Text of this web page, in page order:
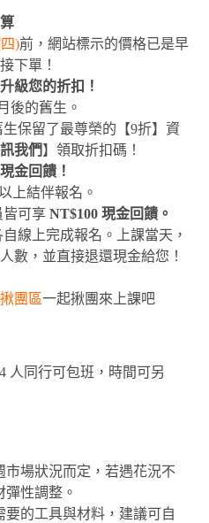
)前，網站標示的價格已是早
下單！
級您的折扣！
後的舊生。
保留了最尊榮的【9折】資
我們】領取折扣碼！
金回饋！
上結伴報名。
皆可享NT$100 現金回饋。
線上完成報名。上課當天，
數，並直接退還現金給您！
團區一起揪團來上課吧
人同行可包班，時間可另
市場狀況而定，若遇花況不
性調整。
的工具與材料， 建議可自